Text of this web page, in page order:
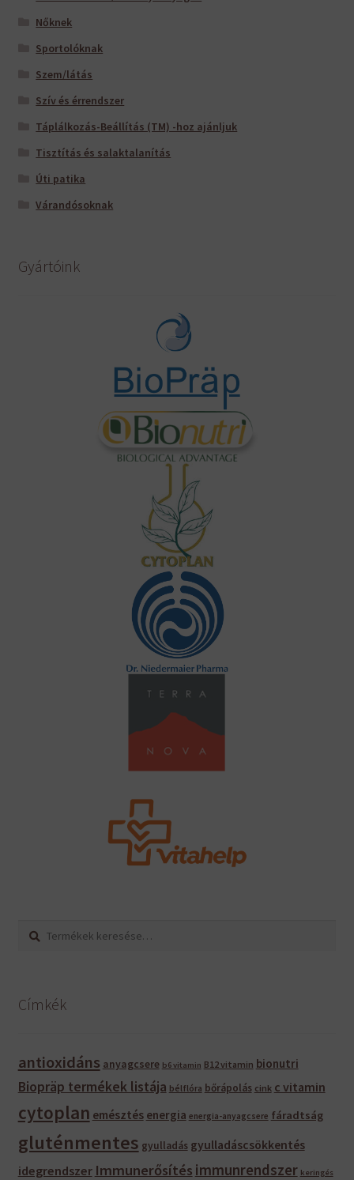
Nőknek
Sportolóknak
Szem/látás
Szív és érrendszer
Táplálkozás-Beállítás (TM) -hoz ajánljuk
Tisztítás és salaktalanítás
Úti patika
Várandósoknak
Gyártóink
Keresés
Keresés
Címkék
antioxidáns anyagcsere b6 vitamin B12 vitamin bionutri
Biopräp termékek listája bélflóra bőrápolás cink c vitamin
cytoplan emésztés energia energia-anyagcsere fáradtság
gluténmentes gyulladás gyulladáscsökkentés
idegrendszer Immunerősítés immunrendszer keringés